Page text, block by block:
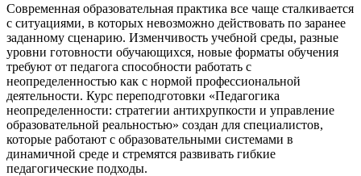
Современная образовательная практика все чаще сталкивается
с ситуациями, в которых невозможно действовать по заранее
заданному сценарию. Изменчивость учебной среды, разные
уровни готовности обучающихся, новые форматы обучения
требуют от педагога способности работать с
неопределенностью как с нормой профессиональной
деятельности. Курс переподготовки «Педагогика
неопределенности: стратегии антихрупкости и управление
образовательной реальностью» создан для специалистов,
которые работают с образовательными системами в
динамичной среде и стремятся развивать гибкие
педагогические подходы.